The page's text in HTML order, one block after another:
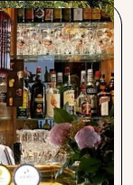
advies, zeer
mail en uw
vlekkeloze
voor alle